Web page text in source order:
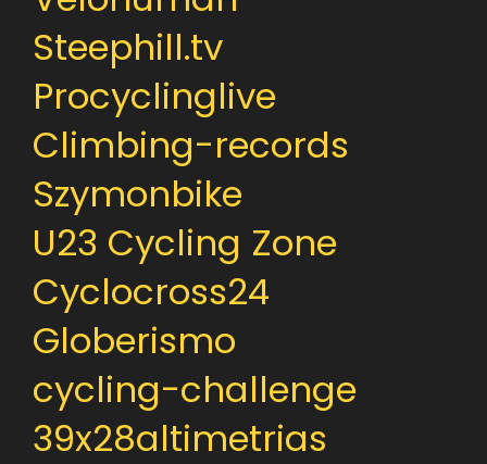
Steephill.tv
Procyclinglive
Climbing-records
Szymonbike
U23 Cycling Zone
Cyclocross24
Globerismo
cycling-challenge
39x28altimetrias